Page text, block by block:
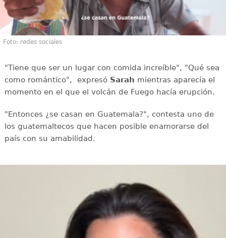
Foto: redes sociales
"Tiene que ser un lugar con comida increíble", "Qué sea
como romántico", expresó Sarah mientras aparecía el
momento en el que el volcán de Fuego hacía erupción.
"Entonces ¿se casan en Guatemala?", contesta uno de
los guatemaltecos que hacen posible enamorarse del
país con su amabilidad.